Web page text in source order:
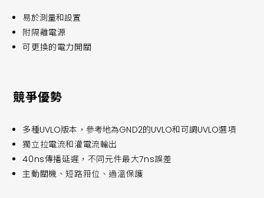
易於測量和設置
附隔離電源
可更換的電力開關
競爭優勢
多種UVLO版本，參考地為GND2的UVLO和可調UVLO選項
獨立拉電流和灌電流輸出
40ns傳播延遲，不同元件最大7ns誤差
主動關機、短路箝位、過溫保護